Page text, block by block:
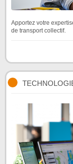
Apportez votre
de transport collectif.